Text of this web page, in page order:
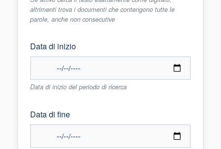
altrimenti trova i documenti che contengono tutte le
parole, anche non consecutive
Data di inizio
Data di inizio del periodo di ricerca
Data di fine